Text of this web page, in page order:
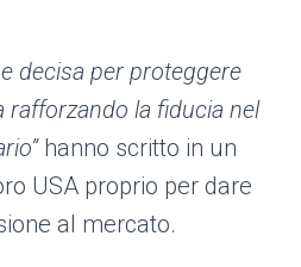
decisa per proteggere
rafforzando la fiducia nel
hanno scritto in un
USA proprio per dare
al mercato.